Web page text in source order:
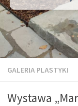
GALERIA PLASTYKI
Wystawa